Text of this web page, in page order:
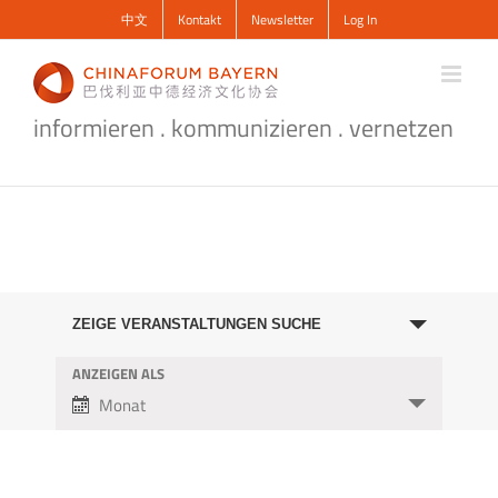
Inhalt
springen
中文 Kontakt Newsletter Log In
informieren . kommunizieren . vernetzen
Suche
und
Ansichten,
Navigation
ZEIGE VERANSTALTUNGEN SUCHE
Veranstaltung
Ansichten-
ANZEIGEN ALS
Monat